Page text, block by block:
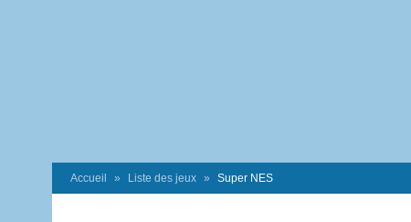
Accueil Liste des jeux Super NES